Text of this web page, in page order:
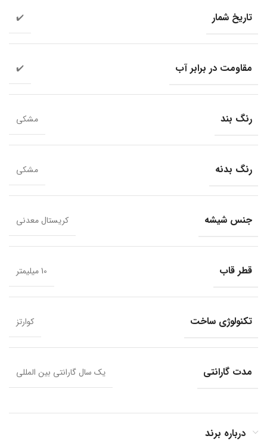
تاریخ شمار ✔️
مقاومت در برابر آب ✔️
رنگ بند مشکی
رنگ بدنه مشکی
جنس شیشه کریستال معدنی
قطر قاب 10 میلیمتر
تکنولوژی ساخت کوارتز
مدت گارانتی یک سال گارانتی بین المللی
درباره برند